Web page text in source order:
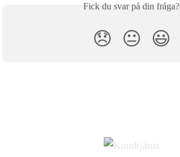
Fick du svar på din fråga?
😞 😐 😃